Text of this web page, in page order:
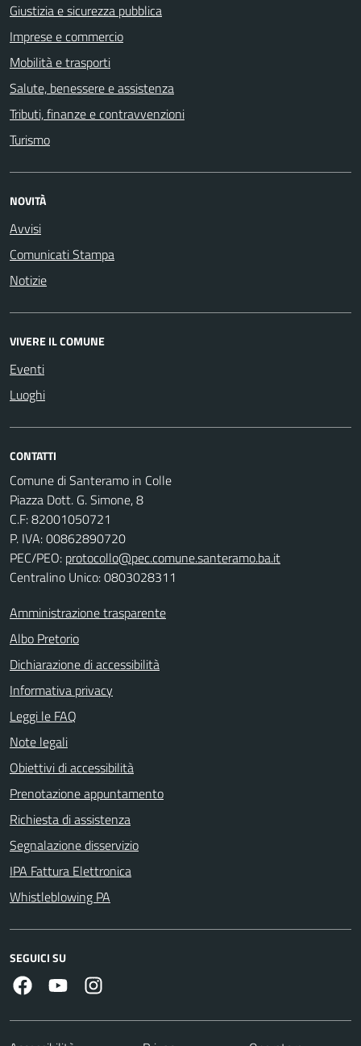
Giustizia e sicurezza pubblica
Imprese e commercio
Mobilità e trasporti
Salute, benessere e assistenza
Tributi, finanze e contravvenzioni
Turismo
NOVITÀ
Avvisi
Comunicati Stampa
Notizie
VIVERE IL COMUNE
Eventi
Luoghi
CONTATTI
Comune di Santeramo in Colle
Piazza Dott. G. Simone, 8
C.F:82001050721
P. IVA:00862890720
PEC/PEO: protocollo@pec.comune.santeramo.ba.it
Centralino Unico: 0803028311
Amministrazione trasparente
Albo Pretorio
Dichiarazione di accessibilità
Informativa privacy
Leggi le FAQ
Note legali
Obiettivi di accessibilità
Prenotazione appuntamento
Richiesta di assistenza
Segnalazione disservizio
IPA Fattura Elettronica
Whistleblowing PA
SEGUICI SU
FacebookYoutube